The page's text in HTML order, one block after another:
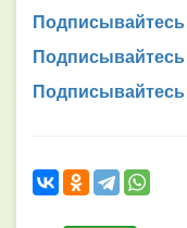
Подписывайтесь